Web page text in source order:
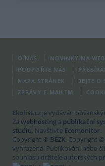
O NÁS NOVINKY NA
PODPOŘTE NÁS
MAPA STRÁNEK
DEJTE O
ZPRÁVY E-MAILEM
Ekolist.cz je vydáván
Za webhosting a publikační
studiu. Navštivte Ecomonitor.
Copyright © BEZK. Copyright ©
vyhrazena. Publikování nebo
souhlasu držitele autorských